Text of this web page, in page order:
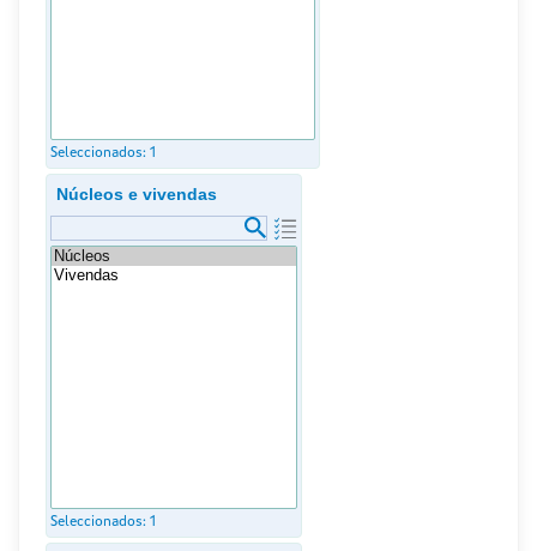
Seleccionados: 1
Núcleos e vivendas
Seleccionados: 1